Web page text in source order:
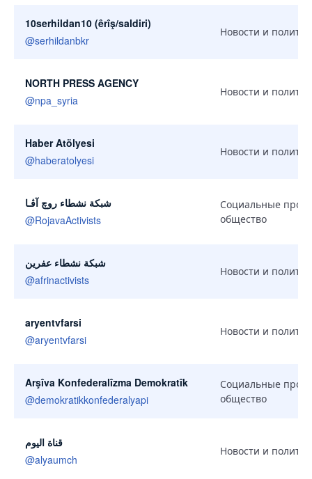
10serhildan10 (êrîş/saldiri)
@serhildanbkr
Новости и
NORTH PRESS AGENCY
@npa_syria
Новости и
Haber Atölyesi
@haberatolyesi
Новости и
شبكة نشطاء روﭺ آﭬـا
@RojavaActivists
Социальные
общество
شبكة نشطاء عفرين
@afrinactivists
Новости и
aryentvfarsi
@aryentvfarsi
Новости и
Arşîva Konfederalîzma Demokratîk
@demokratikkonfederalyapi
Социальные
общество
قناة اليوم
@alyaumch
Новости и